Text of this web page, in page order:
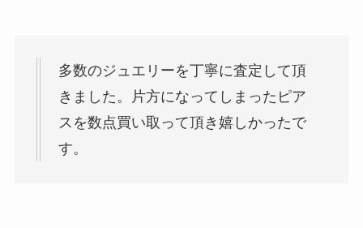
多数のジュエリーを丁寧に査定して頂
きました。片方になってしまったピア
スを数点買い取って頂き嬉しかったで
す。